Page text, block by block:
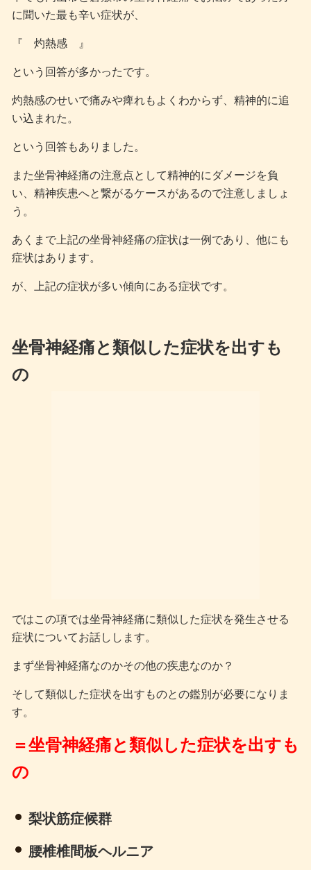
に聞いた最も辛い症状が、
『 灼熱感 』
という回答が多かったです。
灼熱感のせいで痛みや痺れもよくわからず、精神的に追
い込まれた。
という回答もありました。
また坐骨神経痛の注意点として精神的にダメージを負
い、精神疾患へと繋がるケースがあるので注意しましょ
う。
あくまで上記の坐骨神経痛の症状は一例であり、他にも
症状はあります。
が、上記の症状が多い傾向にある症状です。
坐骨神経痛と類似した症状を出すも
の
ではこの項では坐骨神経痛に類似した症状を発生させる
症状についてお話しします。
まず坐骨神経痛なのかその他の疾患なのか？
そして類似した症状を出すものとの鑑別が必要になりま
す。
＝坐骨神経痛と類似した症状を出すも
の
梨状筋症候群
腰椎椎間板ヘルニア